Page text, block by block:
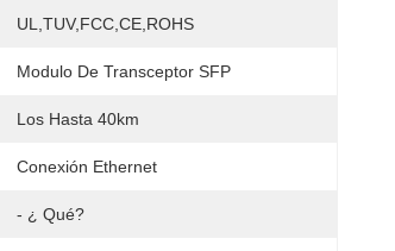
UL,TUV,FCC,CE,ROHS
Modulo De Transceptor SFP
Los Hasta 40km
Conexión Ethernet
- ¿ Qué?